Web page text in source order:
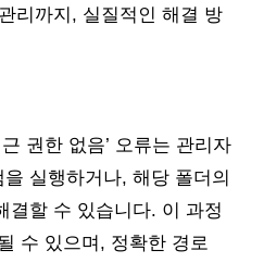
리까지, 실질적인 해결 방
권한 없음’ 오류는 관리자
실행하거나, 해당 폴더의
결할 수 있습니다. 이 과정
수 있으며, 정확한 경로